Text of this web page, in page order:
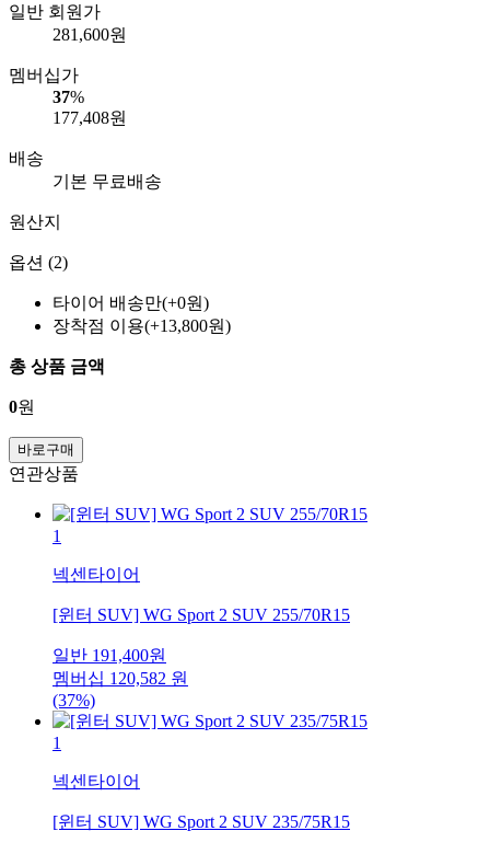
일반 회원가
281,600원
멤버십가
37%
177,408원
배송
기본 무료배송
원산지
옵션 (2)
타이어 배송만(+0원)
장착점 이용(+13,800원)
총 상품 금액
0원
바로구매
연관상품
1
넥센타이어
[윈터 SUV] WG Sport 2 SUV 255/70R15
일반 191,400원
멤버십 120,582 원
(37%)
1
넥센타이어
[윈터 SUV] WG Sport 2 SUV 235/75R15